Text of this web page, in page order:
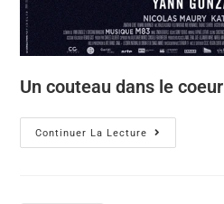
Un couteau dans le coeur
Continuer La Lecture